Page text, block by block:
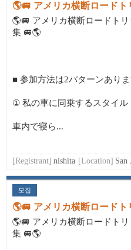
🌎🚐 アメリカ横断ロード
🌎🚐 アメリカ横断ロードト
集 🚐🌎
■ 参加方法は2パターンあり
① 私の車に同乗するスタイル
車内で寝ら...
[Registrant] nishita [Location] San
모집
🌎🚐 アメリカ横断ロード
🌎🚐 アメリカ横断ロードト
集 🚐🌎